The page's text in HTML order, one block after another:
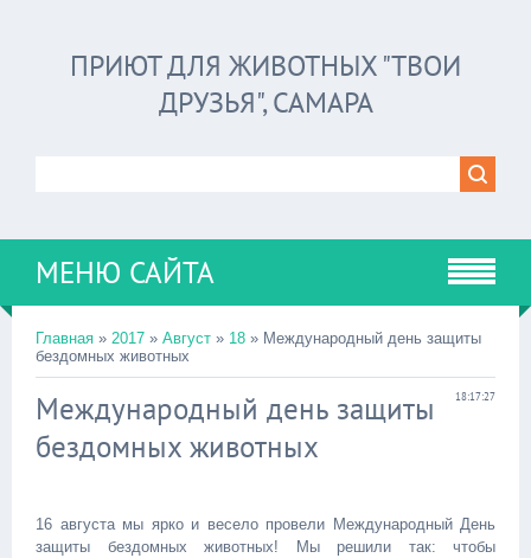
ПРИЮТ ДЛЯ ЖИВОТНЫХ "ТВОИ
ДРУЗЬЯ", САМАРА
МЕНЮ САЙТА
Главная » 2017 » Август » 18 » Международный день защиты
бездомных животных
18:17:27
Международный день защиты
бездомных животных
16 августа мы ярко и весело провели Международный День
защиты бездомных животных! Мы решили так: чтобы